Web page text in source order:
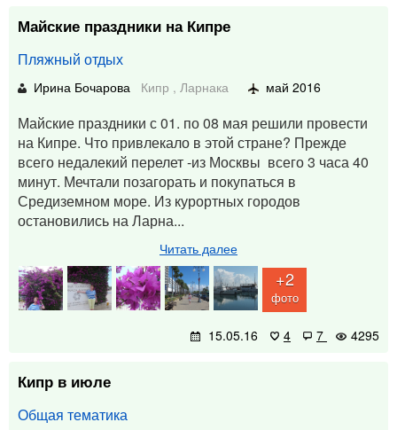
Майские праздники на Кипре
Пляжный отдых
Ирина Бочарова Кипр , Ларнака май 2016
Майские праздники с 01. по 08 мая решили провести
на Кипре. Что привлекало в этой стране? Прежде
всего недалекий перелет -из Москвы всего 3 часа 40
минут. Мечтали позагорать и покупаться в
Средиземном море. Из курортных городов
остановились на Ларна...
Читать далее
+2
фото
15.05.16 4 7 4295
Кипр в июле
Общая тематика